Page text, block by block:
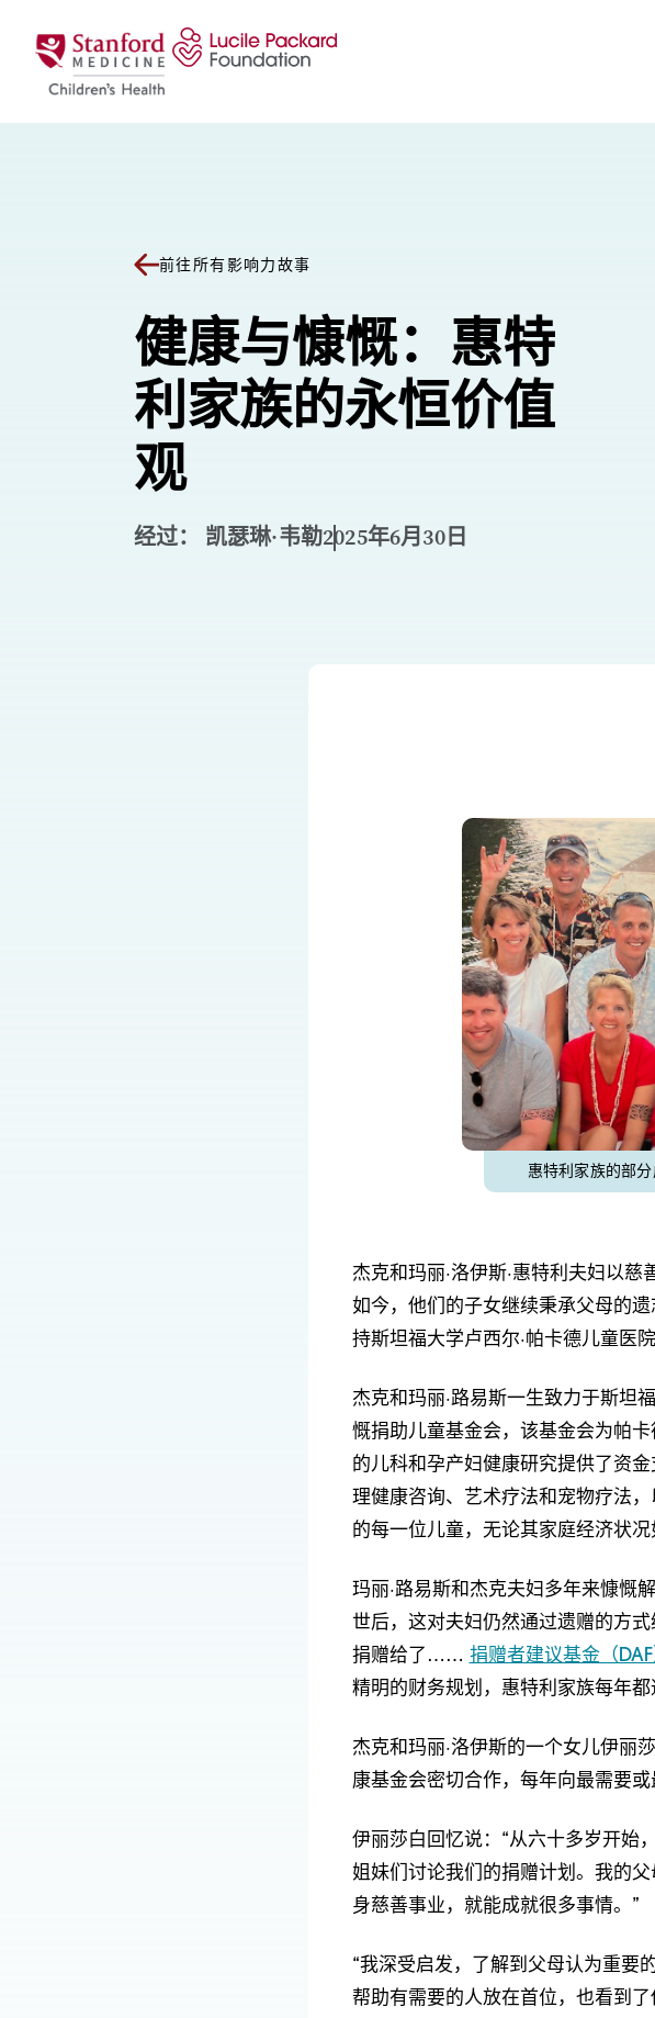
前往所有影响力故事
健康与慷慨：惠特
利家族的永恒价值
观
经过： 凯瑟琳·韦勒2025年6月30日
惠特利家族的部分
杰克和玛丽·洛伊斯·惠特利夫妇以慈
如今，他们的子女继续秉承父母的
持斯坦福大学卢西尔·帕卡德儿童医
杰克和玛丽·路易斯一生致力于斯坦
慨捐助儿童基金会，该基金会为帕
的儿科和孕产妇健康研究提供了资
理健康咨询、艺术疗法和宠物疗法
的每一位儿童，无论其家庭经济状况
玛丽·路易斯和杰克夫妇多年来慷慨
世后，这对夫妇仍然通过遗赠的方
捐赠给了…… 捐赠者建议基金（DAF
精明的财务规划，惠特利家族每年
杰克和玛丽·洛伊斯的一个女儿伊丽
康基金会密切合作，每年向最需要或
伊丽莎白回忆说：“从六十多岁开始
姐妹们讨论我们的捐赠计划。我的
身慈善事业，就能成就很多事情。”
“我深受启发，了解到父母认为重要
帮助有需要的人放在首位，也看到